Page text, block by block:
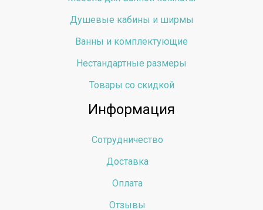
Душевые кабины и ширмы
Ванны и комплектующие
Нестандартные размеры
Товары со скидкой
Информация
Сотрудничество
Доставка
Оплата
Отзывы